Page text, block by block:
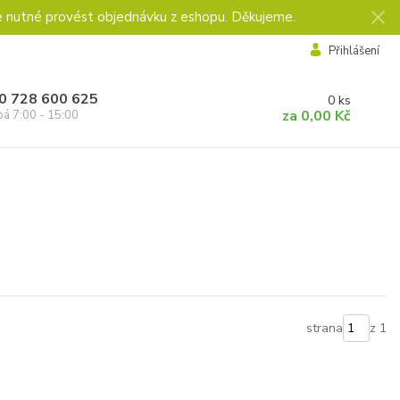
provést objednávku z eshopu. Děkujeme.
Přihlášení
728 600 625
7:00 - 15:00
0 ks
za 0,00 Kč
strana z 1